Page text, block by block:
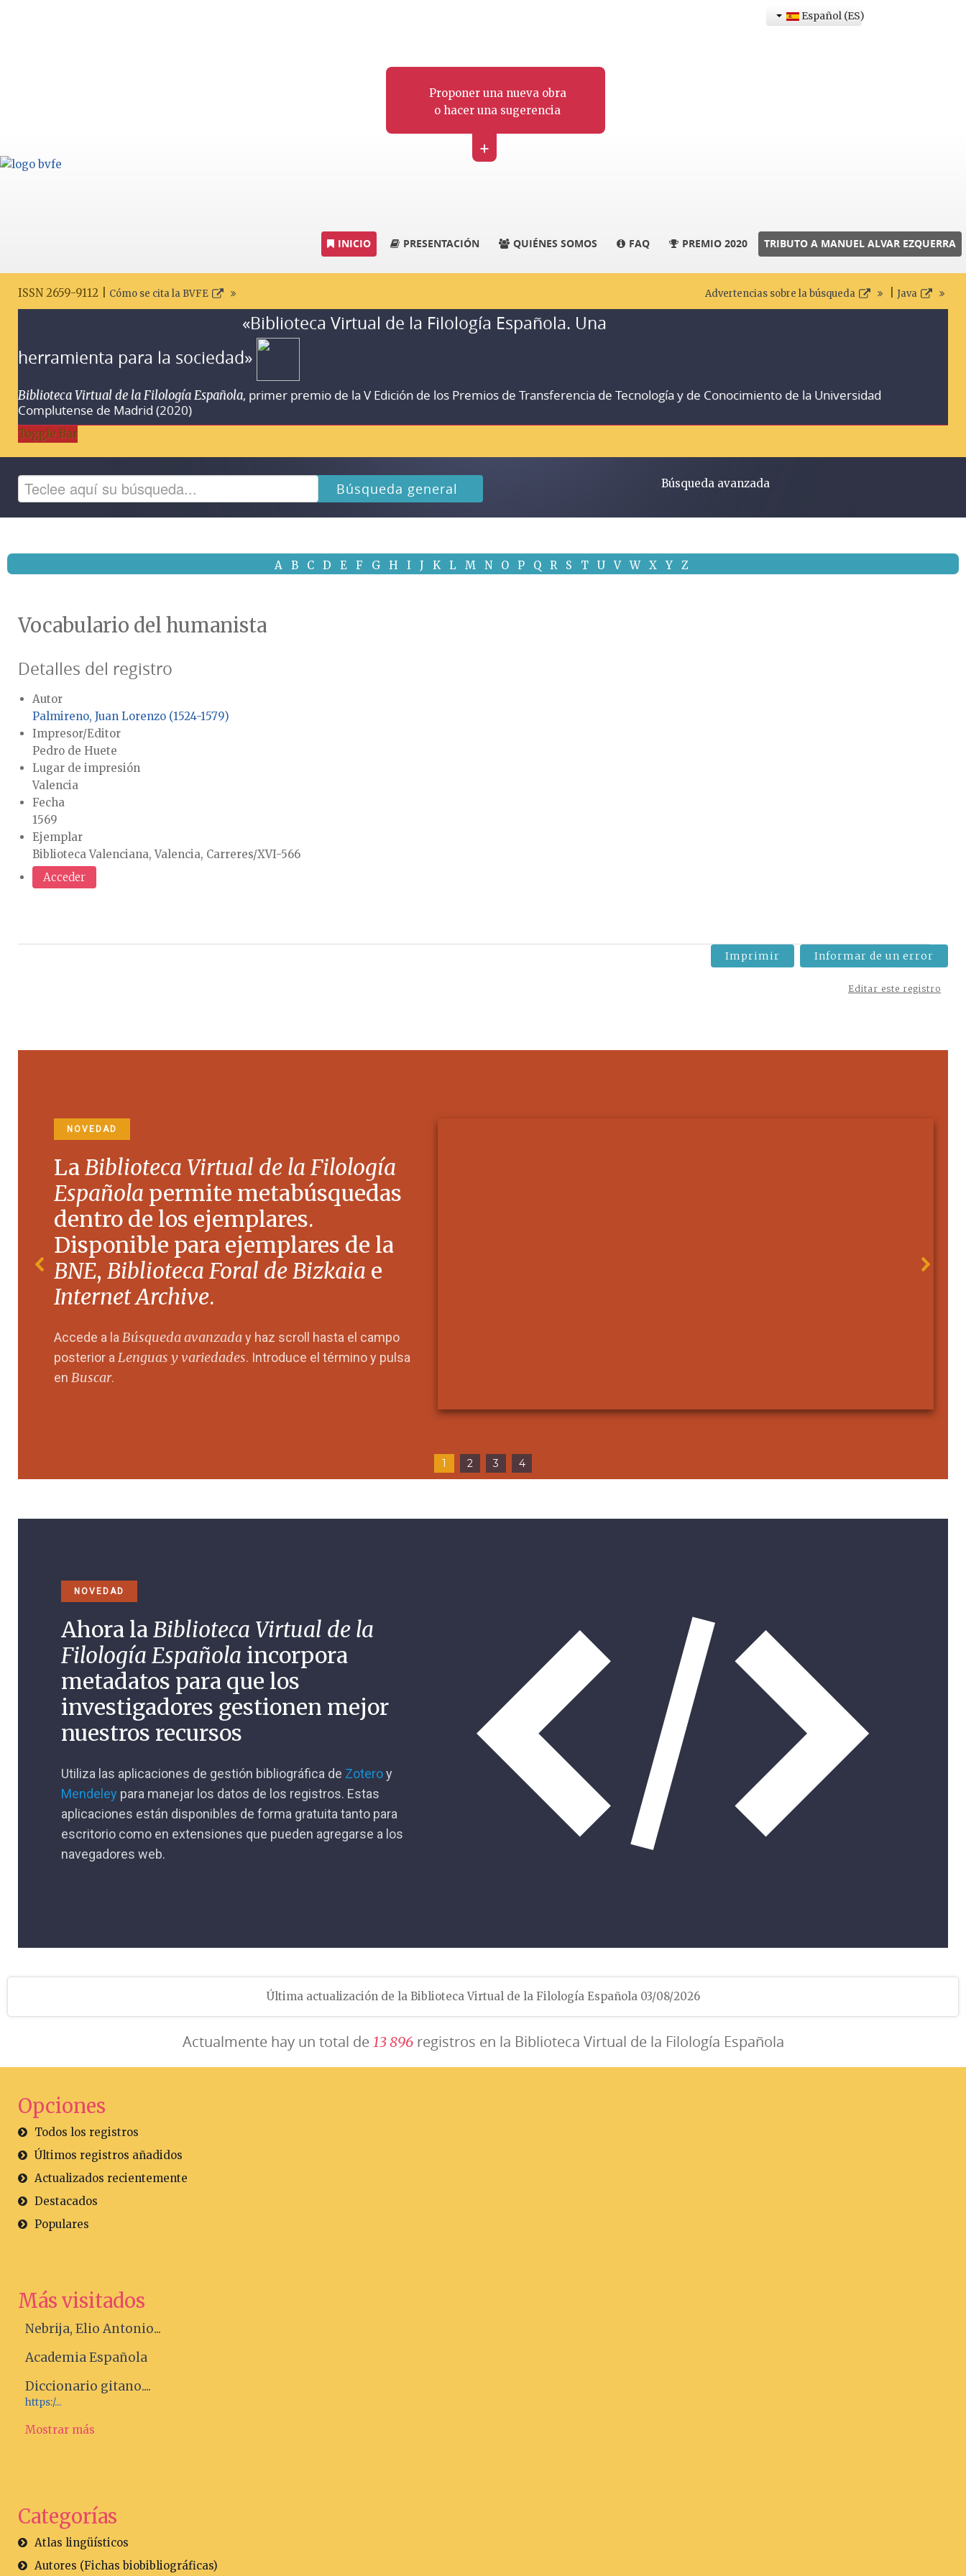
Proponer una nueva obra
o hacer una sugerencia
+
Español (ES)
INICIO PRESENTACIÓN QUIÉNES SOMOS FAQ PREMIO 2020 TRIBUTO A MANUEL ALVAR EZQUERRA
ISSN 2659-9112 | Cómo se cita la BVFE Advertencias sobre la búsqueda Java
«Biblioteca Virtual de la Filología Española. Una
herramienta para la sociedad»
Biblioteca Virtual de la Filología Española, primer premio de la V Edición de los Premios de Transferencia de Tecnología y de Conocimiento de la Universidad
Complutense de Madrid (2020)
Toggle Bar
Búsqueda general Búsqueda avanzada
A B C D E F G H I J K L M N O P Q R S T U V W X Y Z
Vocabulario del humanista
Detalles del registro
Autor
Palmireno, Juan Lorenzo (1524-1579)
Impresor/Editor
Pedro de Huete
Lugar de impresión
Valencia
Fecha
1569
Ejemplar
Biblioteca Valenciana, Valencia, Carreres/XVI-566
Acceder
Imprimir Informar de un error
Editar este registro
NOVEDAD
LaBiblioteca Virtual de la Filología
Española permite metabúsquedas
dentro de los ejemplares.
Disponible para ejemplares de la
BNE, Biblioteca Foral de Bizkaia e
Internet Archive.
Accede a laBúsqueda avanzaday haz scroll hasta el campo
posterior aLenguas y variedades. Introduce el término y pulsa
en Buscar.
1 2 3 4
NOVEDAD
Ahora laBiblioteca Virtual de la
Filología Española incorpora
metadatos para que los
investigadores gestionen mejor
nuestros recursos
Utiliza las aplicaciones de gestión bibliográfica de Zoteroy
Mendeley para manejar los datos de los registros. Estas
aplicaciones están disponibles de forma gratuita tanto para
escritorio como en extensiones que pueden agregarse a los
navegadores web.
Última actualización de la Biblioteca Virtual de la Filología Española 03/08/2026
Actualmente hay un total de 13896registros en la Biblioteca Virtual de la Filología Española
Opciones
Todos los registros
Últimos registros añadidos
Actualizados recientemente
Destacados
Populares
Más visitados
Nebrija, Elio Antonio...
Academia Española
Diccionario gitano....
https:/...
Mostrar más
Categorías
Atlas lingüísticos
Autores (Fichas biobibliográficas)